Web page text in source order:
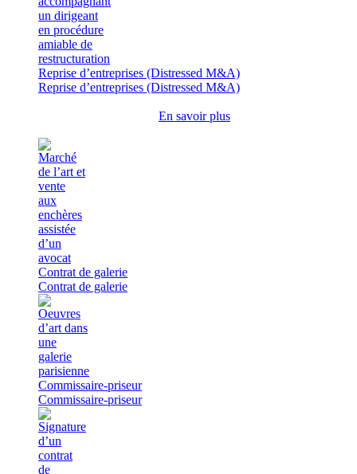
Reprise d’entreprises (Distressed M&A)
Reprise d’entreprises (Distressed M&A)
En savoir plus
Contrat de galerie
Contrat de galerie
Commissaire-priseur
Commissaire-priseur